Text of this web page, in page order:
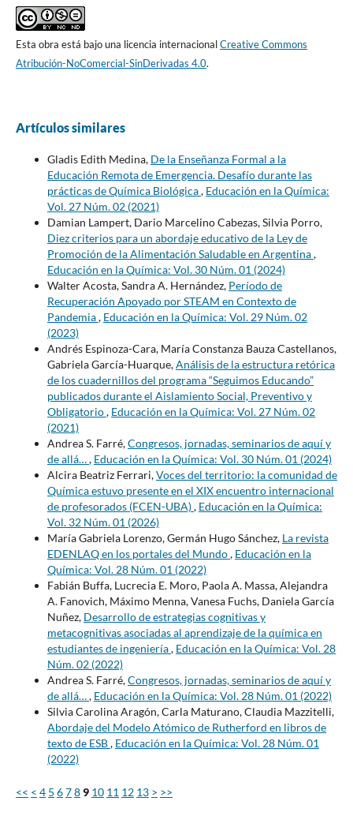
Esta obra está bajo una licencia internacionalCreative Commons
Atribución-NoComercial-SinDerivadas 4.0.
Artículos similares
Gladis Edith Medina, De la Enseñanza Formal a la
Educación Remota de Emergencia. Desafío durante las
prácticas de Química Biológica, Educación en la Química:
Vol. 27 Núm. 02 (2021)
Damian Lampert, Dario Marcelino Cabezas, Silvia Porro,
Diez criterios para un abordaje educativo de la Ley de
Promoción de la Alimentación Saludable en Argentina,
Educación en la Química: Vol. 30 Núm. 01 (2024)
Walter Acosta, Sandra A. Hernández, Período de
Recuperación Apoyado por STEAM en Contexto de
Pandemia, Educación en la Química: Vol. 29 Núm. 02
(2023)
Andrés Espinoza-Cara, María Constanza Bauza Castellanos,
Gabriela García-Huarque,Análisis de la estructura retórica
de los cuadernillos del programa “Seguimos Educando”
publicados durante el Aislamiento Social, Preventivo y
Obligatorio, Educación en la Química: Vol. 27 Núm. 02
(2021)
Andrea S. Farré,Congresos, jornadas, seminarios de aquí y
de allá…, Educación en la Química: Vol. 30 Núm. 01 (2024)
Alcira Beatriz Ferrari,Voces del territorio: la comunidad de
Química estuvo presente en el XIX encuentro internacional
de profesorados (FCEN-UBA), Educación en la Química:
Vol. 32 Núm. 01 (2026)
María Gabriela Lorenzo, Germán Hugo Sánchez, La revista
EDENLAQ en los portales del Mundo, Educación en la
Química: Vol. 28 Núm. 01 (2022)
Fabián Buffa, Lucrecia E. Moro, Paola A. Massa, Alejandra
A. Fanovich, Máximo Menna, Vanesa Fuchs, Daniela García
Nuñez, Desarrollo de estrategias cognitivas y
metacognitivas asociadas al aprendizaje de la química en
estudiantes de ingeniería, Educación en la Química: Vol. 28
Núm. 02 (2022)
Andrea S. Farré,Congresos, jornadas, seminarios de aquí y
de allá…, Educación en la Química: Vol. 28 Núm. 01 (2022)
Silvia Carolina Aragón, Carla Maturano, Claudia Mazzitelli,
Abordaje del Modelo Atómico de Rutherford en libros de
texto de ESB, Educación en la Química: Vol. 28 Núm. 01
(2022)
<< < 4 5 6789 10 11 12 13 > >>